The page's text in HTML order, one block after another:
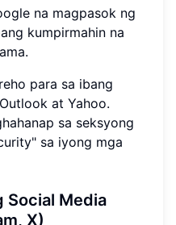
na magpasok ng
kumpirmahin na
para sa ibang
at Yahoo.
sa seksyong
sa iyong mga
Social Media
X)